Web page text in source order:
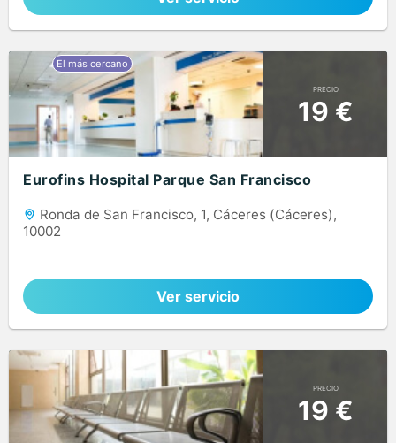
PRECIO
19 €
Eurofins Hospital Parque San Francisco
Ronda de San Francisco, 1, Cáceres (Cáceres),
10002
Ver servicio
PRECIO
19 €